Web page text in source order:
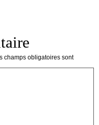
champs obligatoires sont